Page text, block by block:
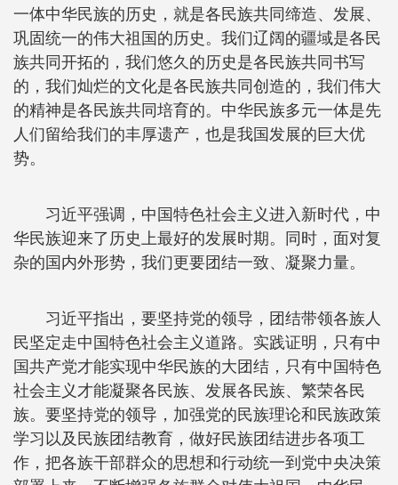
一体中华民族的历史，就是各民族共同缔造、发展、
巩固统一的伟大祖国的历史。我们辽阔的疆域是各民
族共同开拓的，我们悠久的历史是各民族共同书写
的，我们灿烂的文化是各民族共同创造的，我们伟大
的精神是各民族共同培育的。中华民族多元一体是先
人们留给我们的丰厚遗产，也是我国发展的巨大优
势。
习近平强调，中国特色社会主义进入新时代，中
华民族迎来了历史上最好的发展时期。同时，面对复
杂的国内外形势，我们更要团结一致、凝聚力量。
习近平指出，要坚持党的领导，团结带领各族人
民坚定走中国特色社会主义道路。实践证明，只有中
国共产党才能实现中华民族的大团结，只有中国特色
社会主义才能凝聚各民族、发展各民族、繁荣各民
族。要坚持党的领导，加强党的民族理论和民族政策
学习以及民族团结教育，做好民族团结进步各项工
作，把各族干部群众的思想和行动统一到党中央决策